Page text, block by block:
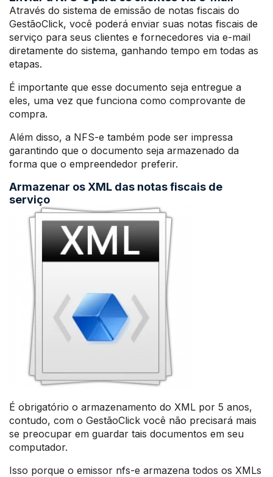
Através do sistema de emissão de notas fiscais do
GestãoClick, você poderá enviar suas notas fiscais de
serviço para seus clientes e fornecedores via e-mail
diretamente do sistema, ganhando tempo em todas as
etapas.
É importante que esse documento seja entregue a
eles, uma vez que funciona como comprovante de
compra.
Além disso, a NFS-e também pode ser impressa
garantindo que o documento seja armazenado da
forma que o empreendedor preferir.
Armazenar os XML das notas fiscais de
serviço
É obrigatório o armazenamento do XML por 5 anos,
contudo, com o GestãoClick você não precisará mais
se preocupar em guardar tais documentos em seu
computador.
Isso porque o emissor nfs-e armazena todos os XMLs